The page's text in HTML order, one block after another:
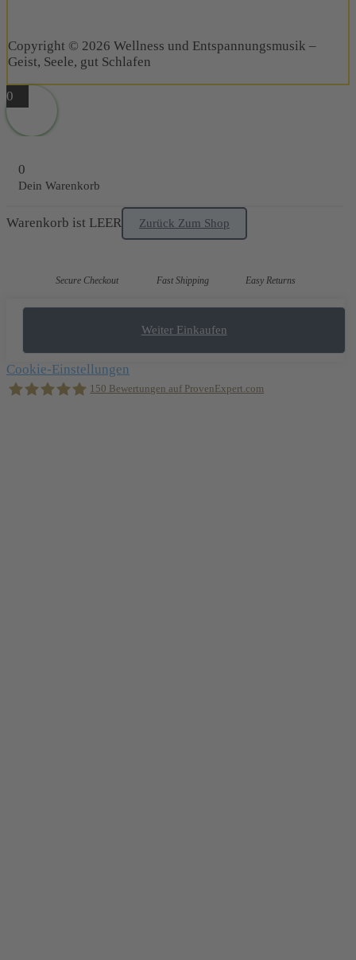
Copyright © 2026 Wellness und Entspannungsmusik –
Geist, Seele, gut Schlafen
0
0
Dein Warenkorb
Warenkorb ist LEER Zurück Zum Shop
Secure Checkout Fast Shipping Easy Returns
Weiter Einkaufen
Cookie-Einstellungen
150 Bewertungen auf ProvenExpert.com